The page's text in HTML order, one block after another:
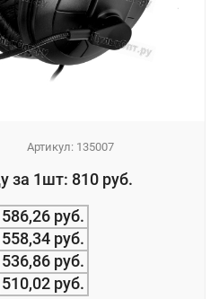
Артикул: 135007
за 1шт: 810 руб.
586,26 руб.
558,34 руб.
536,86 руб.
510,02 руб.